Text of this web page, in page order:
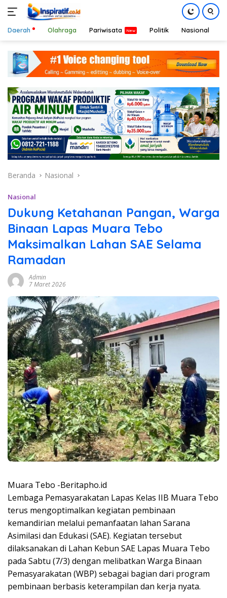
konten
Daerah Olahraga Pariwisata Politik Nasional
Beranda Nasional
Nasional
Dukung Ketahanan Pangan, Warga
Binaan Lapas Muara Tebo
Maksimalkan Lahan SAE Selama
Ramadan
Admin
7 Maret 2026
Muara Tebo -Beritapho.id
Lembaga Pemasyarakatan Lapas Kelas IIB Muara Tebo
terus mengoptimalkan kegiatan pembinaan
kemandirian melalui pemanfaatan lahan Sarana
Asimilasi dan Edukasi (SAE). Kegiatan tersebut
dilaksanakan di Lahan Kebun SAE Lapas Muara Tebo
pada Sabtu (7/3) dengan melibatkan Warga Binaan
Pemasyarakatan (WBP) sebagai bagian dari program
pembinaan berbasis keterampilan dan kerja nyata.